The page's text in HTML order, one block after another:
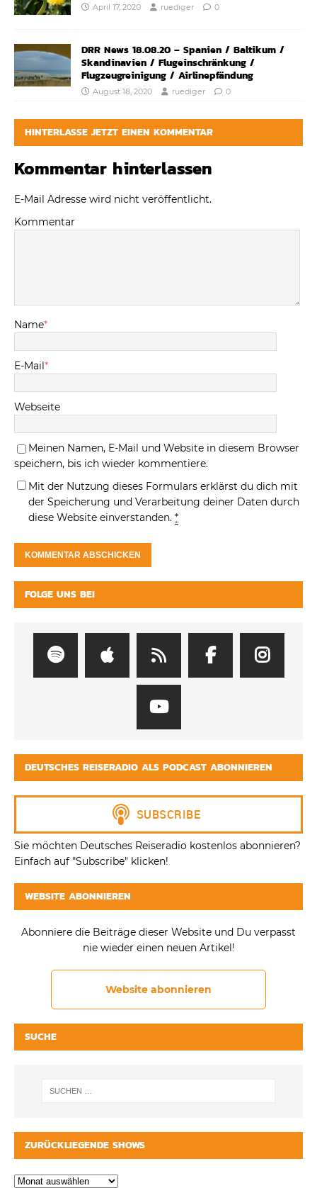
April 17, 2020 ruediger 0
DRR News 18.08.20 – Spanien / Baltikum /
Skandinavien / Flugeinschränkung /
Flugzeugreinigung / Airlinepfändung
August 18, 2020 ruediger 0
HINTERLASSE JETZT EINEN KOMMENTAR
Kommentar hinterlassen
E-Mail Adresse wird nicht veröffentlicht.
Kommentar
Name*
E-Mail*
Webseite
Meinen Namen, E-Mail und Website in diesem Browser
speichern, bis ich wieder kommentiere.
Mit der Nutzung dieses Formulars erklärst du dich mit
der Speicherung und Verarbeitung deiner Daten durch
diese Website einverstanden. *
FOLGE UNS BEI
DEUTSCHES REISERADIO ALS PODCAST ABONNIEREN
Sie möchten Deutsches Reiseradio kostenlos abonnieren?
Einfach auf "Subscribe" klicken!
WEBSITE ABONNIEREN
Abonniere die Beiträge dieser Website und Du verpasst
nie wieder einen neuen Artikel!
Website abonnieren
SUCHE
ZURÜCKLIEGENDE SHOWS